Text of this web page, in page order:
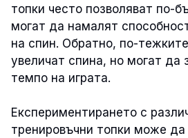
топки често позволяват по-
могат да намалят
на спин. Обратно, по-
увеличат спина, но могат да
темпо на играта.
Експериментирането с
тренировъчни топки може да